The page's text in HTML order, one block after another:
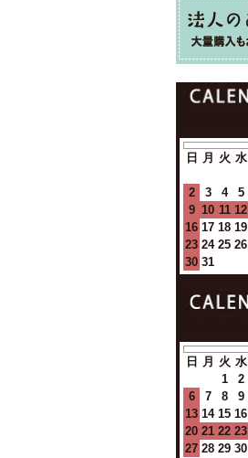
日 月 火 水
2
3 4 5
9 10 11 12
16 17 18 19
23 24 25 26
30 31
日 月 火 水
1
2
6
7 8 9
13 14 15 16
20 21 22 23
27 28 29 30